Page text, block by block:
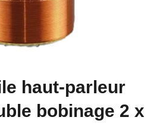
haut-parleur
bobinage 2 x